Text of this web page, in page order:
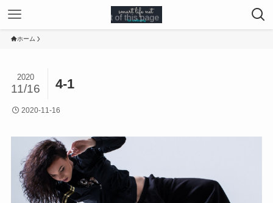
ホーム
4-1
2020
11/16
2020-11-16